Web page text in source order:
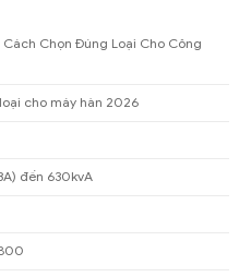
Cách Chọn Đúng Loại Cho Công
cho máy hàn 2026
đến 630kvA